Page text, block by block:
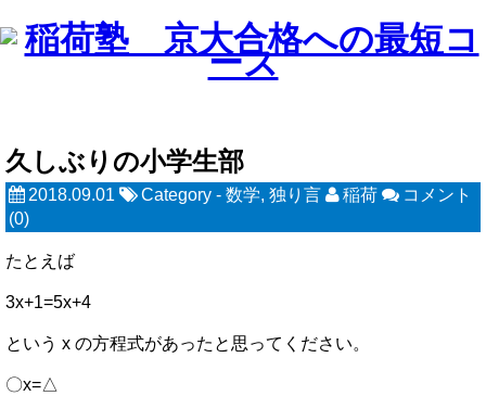
久しぶりの小学生部
2018.09.01 Category - 数学, 独り言 稲荷
コメント
(0)
たとえば
3x+1=5x+4
という x の方程式があったと思ってください。
〇x=△